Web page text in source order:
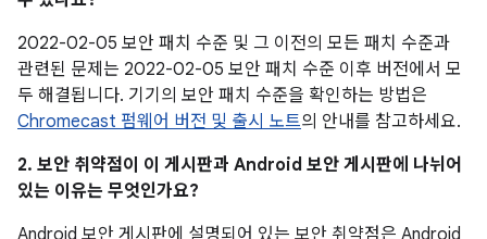
2022-02-05 보안 패치 수준 및 그 이전의 모든 패치 수준과
관련된 문제는 2022-02-05 보안 패치 수준 이후 버전에서 모
두 해결됩니다. 기기의 보안 패치 수준을 확인하는 방법은
Chromecast 펌웨어 버전 및 출시 노트의 안내를 참고하세요.
2. 보안 취약점이 이 게시판과 Android 보안 게시판에 나뉘어
있는 이유는 무엇인가요?
Android 보안 게시판에 설명되어 있는 보안 취약점은 Android